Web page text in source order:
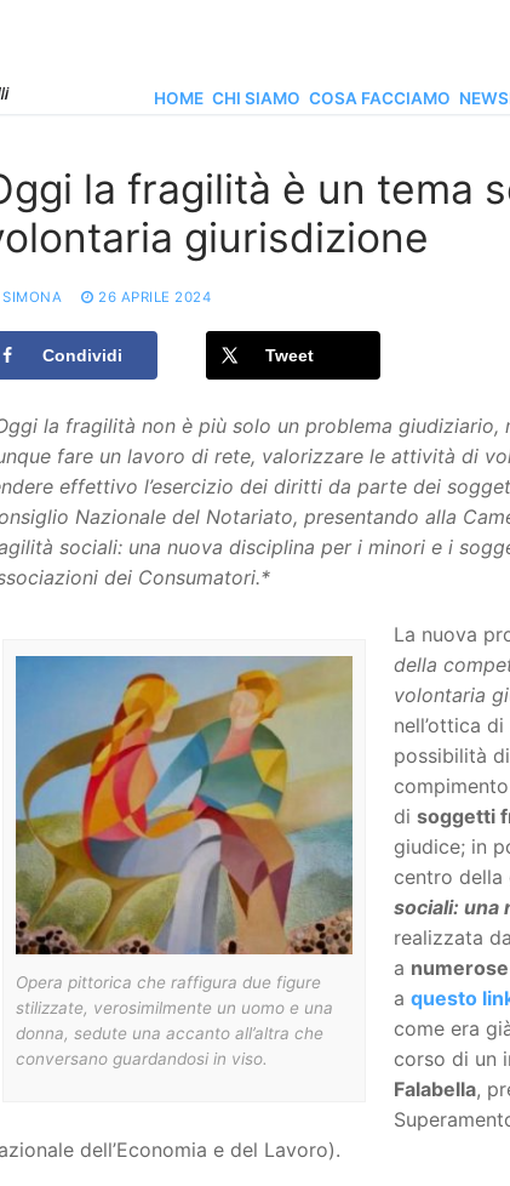
HOME CHI SIAMO COSA FACCIAMO
la fragilità è un tema
giurisdizione
SIMONA 26 APRILE 2024
Condividi Tweet
la fragilità non è più solo un problema
fare un lavoro di rete, valorizzare le attività di
effettivo l’esercizio dei diritti da parte dei
Nazionale del Notariato, presentando alla
sociali: una nuova disciplina per i minori e i
dei Consumatori.*
Opera pittorica che raffigura due figure
stilizzate, verosimilmente un uomo e una
donna, sedute una accanto all’altra che
conversano guardandosi in viso.
La nuova
della
volontaria
nell’ottica
possibilità di
di soggetti
giudice; in
centro della
sociali: una
realizzata
a
a questo
come era
corso di un
Falabella,
dell’Economia e del Lavoro).